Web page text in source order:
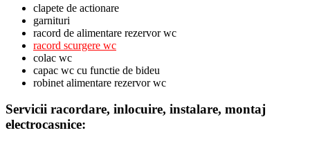
clapete de actionare
garnituri
racord de alimentare rezervor wc
racord scurgere wc
colac wc
capac wc cu functie de bideu
robinet alimentare rezervor wc
Servicii racordare, inlocuire, instalare, montaj
electrocasnice: